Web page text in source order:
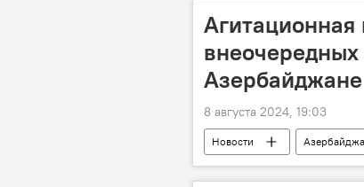
Агитационная
Азербайджане
8 августа 2024, 19:03
Новости
Внеочередные выборы в